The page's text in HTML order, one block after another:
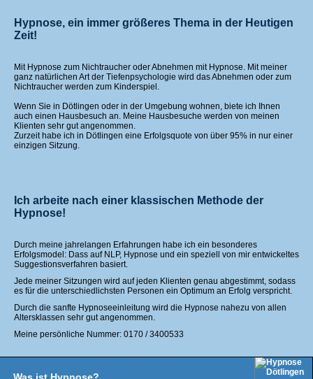
Hypnose, ein immer größeres Thema in der Heutigen
Zeit!
Mit Hypnose zum Nichtraucher oder Abnehmen mit Hypnose. Mit meiner
ganz natürlichen Art der Tiefenpsychologie wird das Abnehmen oder zum
Nichtraucher werden zum Kinderspiel.
Wenn Sie in Dötlingen oder in der Umgebung wohnen, biete ich Ihnen
auch einen Hausbesuch an. Meine Hausbesuche werden von meinen
Klienten sehr gut angenommen.
Zurzeit habe ich in Dötlingen eine Erfolgsquote von über 95% in nur einer
einzigen Sitzung.
Ich arbeite nach einer klassischen Methode der
Hypnose!
Durch meine jahrelangen Erfahrungen habe ich ein besonderes
Erfolgsmodel: Dass auf NLP, Hypnose und ein speziell von mir entwickeltes
Suggestionsverfahren basiert.
Jede meiner Sitzungen wird auf jeden Klienten genau abgestimmt, sodass
es für die unterschiedlichsten Personen ein Optimum an Erfolg verspricht.
Durch die sanfte Hypnoseeinleitung wird die Hypnose nahezu von allen
Altersklassen sehr gut angenommen.
Meine persönliche Nummer: 0170 / 3400533